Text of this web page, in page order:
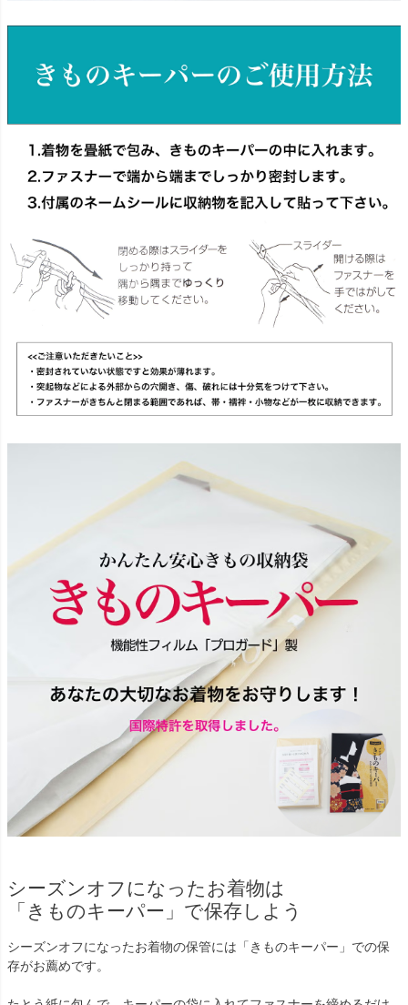
シーズンオフになったお着物は
「きものキーパー」で保存しよう
シーズンオフになったお着物の保管には「きものキーパー」での保
存がお薦めです。